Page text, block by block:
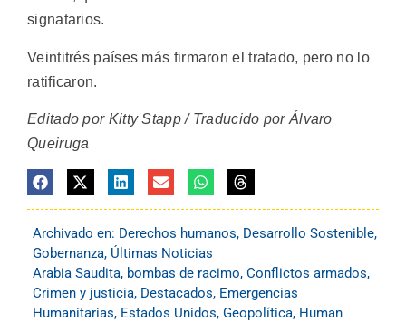
signatarios.
Veintitrés países más firmaron el tratado, pero no lo
ratificaron.
Editado por Kitty Stapp / Traducido por Álvaro
Queiruga
Archivado en: Derechos humanos, Desarrollo Sostenible,
Gobernanza, Últimas Noticias
Arabia Saudita, bombas de racimo, Conflictos armados,
Crimen y justicia, Destacados, Emergencias
Humanitarias, Estados Unidos, Geopolítica, Human